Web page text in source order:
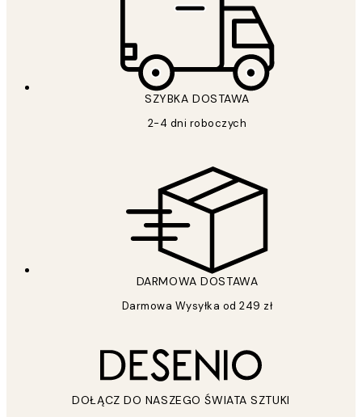
SZYBKA DOSTAWA
2-4 dni roboczych
DARMOWA DOSTAWA
Darmowa Wysyłka od 249 zł
DOŁĄCZ DO NASZEGO ŚWIATA SZTUKI